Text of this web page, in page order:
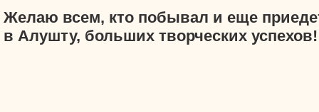
Желаю всем, кто побывал и еще
в Алушту, больших творческих успехов!